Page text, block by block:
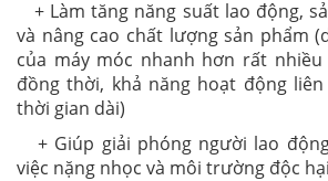
+ Làm tăng năng suất lao động,
và nâng cao chất lượng sản phẩm
của máy móc nhanh hơn rất
đồng thời, khả năng hoạt động
thời gian dài)
+ Giúp giải phóng người lao
việc nặng nhọc và môi trường độc